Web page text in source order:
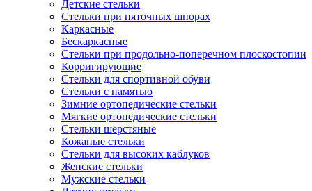
Детские стельки
Стельки при пяточных шпорах
Каркасные
Бескаркасные
Стельки при продольно-поперечном плоскостопии
Корригирующие
Стельки для спортивной обуви
Стельки с памятью
Зимние ортопедические стельки
Мягкие ортопедические стельки
Стельки шерстяные
Кожаные стельки
Стельки для высоких каблуков
Женские стельки
Мужские стельки